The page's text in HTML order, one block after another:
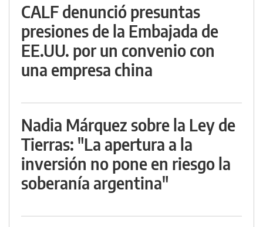
CALF denunció presuntas
presiones de la Embajada de
EE.UU. por un convenio con
una empresa china
Nadia Márquez sobre la Ley de
Tierras: "La apertura a la
inversión no pone en riesgo la
soberanía argentina"